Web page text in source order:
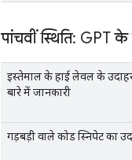
पांचवीं स्थिति: GPT
इस्तेमाल के हाई लेवल के
बारे में जानकारी
गड़बड़ी वाले कोड स्निपेट का